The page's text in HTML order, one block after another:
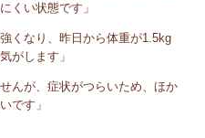
くい状態です」
くなり、昨日から体重が1.5kg
がします」
んが、症状がつらいため、ほか
です」